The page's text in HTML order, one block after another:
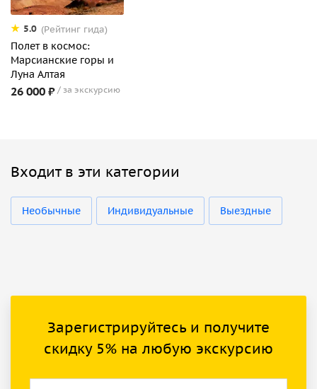
5.0 (Рейтинг гида)
Полет в космос:
Марсианские горы и
Луна Алтая
26 000 ₽ за экскурсию
Входит в эти категории
Необычные Индивидуальные Выездные
Зарегистрируйтесь и получите
скидку 5% на любую экскурсию